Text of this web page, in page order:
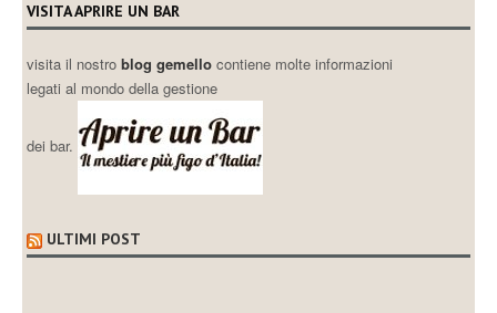
VISITA APRIRE UN BAR
visita il nostroblog gemellocontiene molte informazioni
legati al mondo della gestione
dei bar.
ULTIMI POST